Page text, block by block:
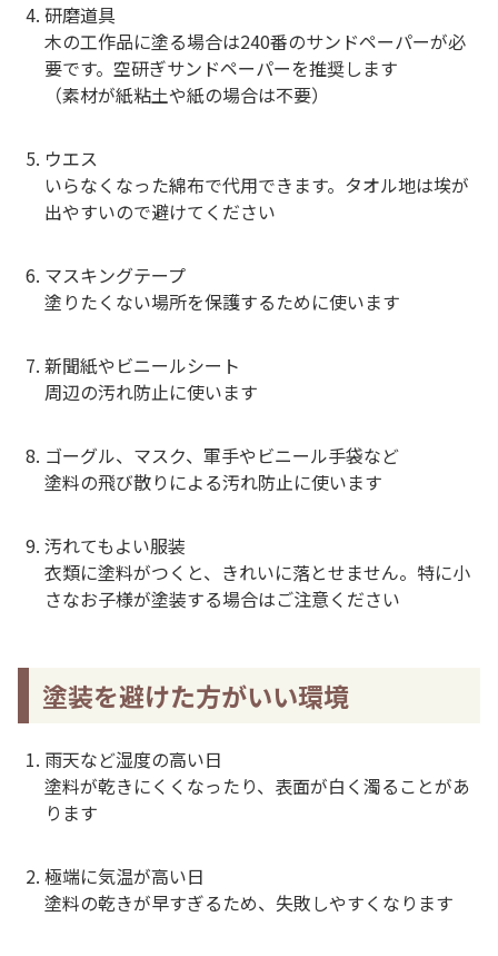
研磨道具
木の工作品に塗る場合は240番のサンドペーパーが必
要です。空研ぎサンドペーパーを推奨します
（素材が紙粘土や紙の場合は不要）
ウエス
いらなくなった綿布で代用できます。タオル地は埃が
出やすいので避けてください
マスキングテープ
塗りたくない場所を保護するために使います
新聞紙やビニールシート
周辺の汚れ防止に使います
ゴーグル、マスク、軍手やビニール手袋など
塗料の飛び散りによる汚れ防止に使います
汚れてもよい服装
衣類に塗料がつくと、きれいに落とせません。特に小
さなお子様が塗装する場合はご注意ください
塗装を避けた方がいい環境
雨天など湿度の高い日
塗料が乾きにくくなったり、表面が白く濁ることがあ
ります
極端に気温が高い日
塗料の乾きが早すぎるため、失敗しやすくなります